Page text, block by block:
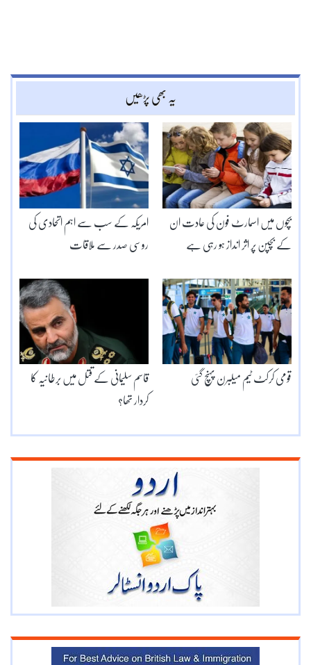
یہ بھی پڑھیں
امریکہ کے سب سے اہم اتحادی کی
روسی صدر سے ملاقات
بچوں میں اسمارٹ فون کی عادت ان
کے بچپن پر اثر انداز ہو رہی ہے
قاسم سلیمانی کے قتل میں برطانیہ کا
کردار تھا؟
قومی کرکٹ ٹیم میلبرن پہنچ گئی